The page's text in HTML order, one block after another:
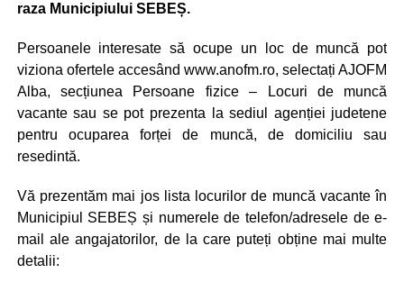
raza Municipiului SEBEȘ.
Persoanele interesate să ocupe un loc de muncă pot
viziona ofertele accesând www.anofm.ro, selectați AJOFM
Alba, secțiunea Persoane fizice – Locuri de muncă
vacante sau se pot prezenta la sediul agenției judetene
pentru ocuparea forței de muncă, de domiciliu sau
resedintă.
Vă prezentăm mai jos lista locurilor de muncă vacante în
Municipiul SEBEȘ și numerele de telefon/adresele de e-
mail ale angajatorilor, de la care puteți obține mai multe
detalii: